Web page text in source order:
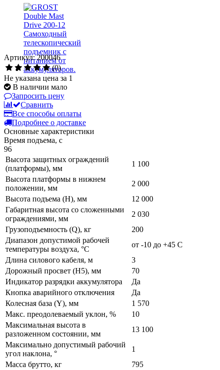
Артикул: 200046
(0)
Не указана цена за 1
В наличии мало
Запросить цену
Сравнить
Все способы оплаты
Подробнее о доставке
Основные характеристики
Время подъема, с
96
Высота защитных ограждений
(платформы), мм
1 100
Высота платформы в нижнем
положении, мм
2 000
Высота подъема (H), мм
12 000
Габаритная высота со сложенными
ограждениями, мм
2 030
Грузоподъемность (Q), кг
200
Диапазон допустимой рабочей
температуры воздуха, °С
от -10 до +45 С
Длина силового кабеля, м
3
Дорожный просвет (H5), мм
70
Индикатор разрядки аккумулятора
Да
Кнопка аварийного отключения
Да
Колесная база (Y), мм
1 570
Макс. преодолеваемый уклон, %
10
Максимальная высота в
разложенном состоянии, мм
13 100
Максимально допустимый рабочий
угол наклона, °
1
Масса брутто, кг
795